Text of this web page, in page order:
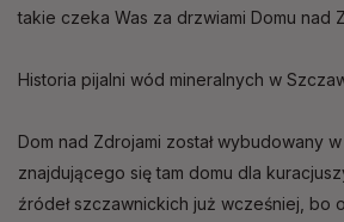
takie czeka Was za drzwiami Domu nad
Historia pijalni wód mineralnych w
Dom nad Zdrojami został wybudowany
znajdującego się tam domu dla
źródeł szczawnickich już wcześniej, bo